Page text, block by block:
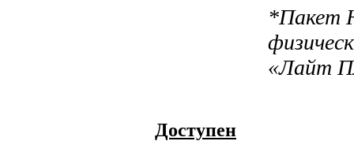
*Пакет
«Лайт
Доступен